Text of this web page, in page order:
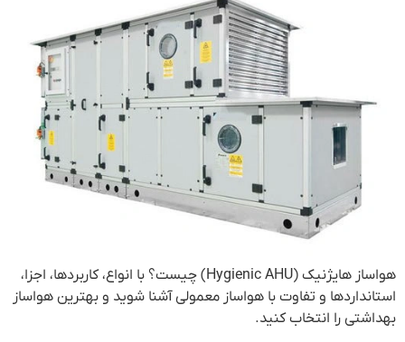
هواساز هایژنیک (Hygienic AHU) چیست؟ با انواع، کاربردها، اجزا،
استانداردها و تفاوت با هواساز معمولی آشنا شوید و بهترین هواساز
بهداشتی را انتخاب کنید.